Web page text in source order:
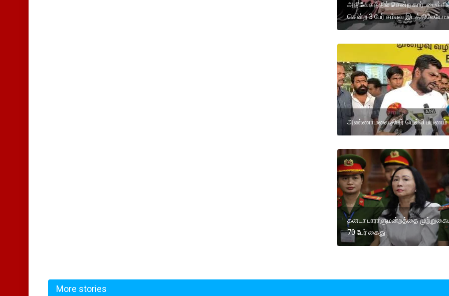
அதிவேகத்தில் சென்ற
சென்ற 3 பேர் சம்பவ இடத்திலேயே
அண்ணாமலை திடீர் டெல்லி பயணம்
கனடா பாராளுமன்றத்தை
70 பேர் கைது
More stories